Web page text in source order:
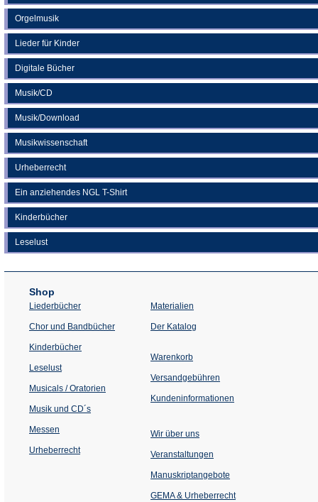
Orgelmusik
Lieder für Kinder
Digitale Bücher
Musik/CD
Musik/Download
Musikwissenschaft
Urheberrecht
Ein anziehendes NGL T-Shirt
Kinderbücher
Leselust
Shop
Liederbücher
Chor und Bandbücher
Kinderbücher
Leselust
Musicals / Oratorien
Musik und CD´s
Messen
Urheberrecht
Materialien
Der Katalog
Warenkorb
Versandgebühren
Kundeninformationen
Wir über uns
Veranstaltungen
einem
Tab)
Manuskriptangebote
GEMA & Urheberrecht